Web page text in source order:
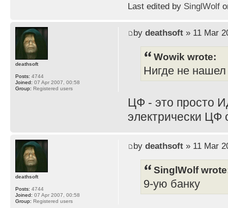
Last edited by SinglWolf
by deathsoft» 11 Mar
Wowik wrote:
Нигде не
ЦФ - это просто
электрически ЦФ
deathsoft
Posts: 4744
Joined: 07 Apr 2007, 00:58
Group: Registered users
by deathsoft» 11 Mar
SinglWolf
9-ую банку
deathsoft
Posts: 4744
Joined: 07 Apr 2007, 00:58
Group: Registered users